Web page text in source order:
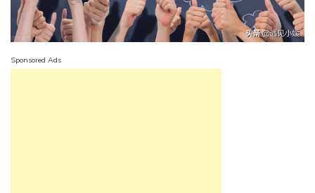
Sponsored Ads